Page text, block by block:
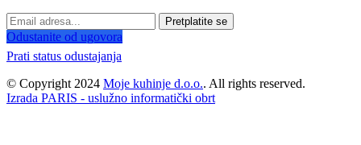
Pretplatite se
Odustanite od ugovora
Prati status odustajanja
© Copyright 2024 Moje kuhinje d.o.o.. All rights reserved.
Izrada PARIS - uslužno informatički obrt